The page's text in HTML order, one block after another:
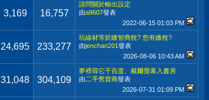
3,169 16,757
請問關於輸出設定
由a9607發表
2022-06-15 01:03 PM
24,695 233,277
玩線材等於繳智商稅? 您有繳稅?
由jenchan201發表
2026-08-06 10:43 AM
31,048 304,109
夢裡尋它千百度、戴爾螢幕入書房
由二手舊貨商發表
2026-07-31 01:09 PM